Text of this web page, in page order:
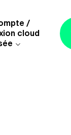
/
cloud